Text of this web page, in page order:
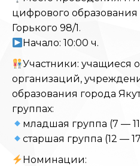
цифрового образования
Горького 98/1.
Начало: 10:00 ч.
Участники: учащиеся
организаций,
образования города
группах:
младшая группа (7 — 11
старшая группа (12 —
Номинации: